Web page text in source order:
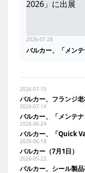
2026-07-28
バルカー、「メン
2026-07-15
バルカー、フランジ
2026-07-14
バルカー、「メンテ
2026-06-24
バルカー、「Quick
2026-06-18
バルカー（7月1日）
2026-05-22
バルカー、シール製